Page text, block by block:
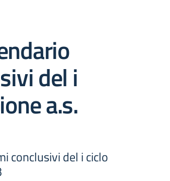
del i
a.s.
conclusivi del i ciclo